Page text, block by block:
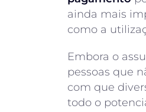
ainda mais
como a
Embora o
pessoas que
com que
todo o